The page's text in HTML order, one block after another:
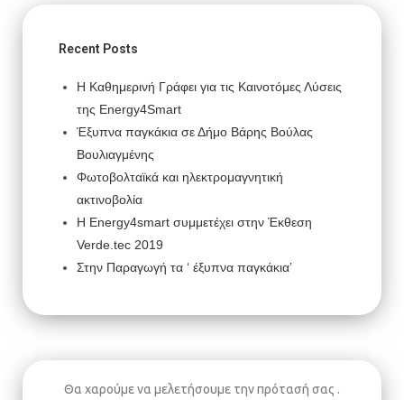
Recent Posts
Η Καθημερινή Γράφει για τις Καινοτόμες Λύσεις
της Energy4Smart
Έξυπνα παγκάκια σε Δήμο Βάρης Βούλας
Βουλιαγμένης
Φωτοβολταϊκά και ηλεκτρομαγνητική
ακτινοβολία
H Energy4smart συμμετέχει στην Έκθεση
Verde.tec 2019
Στην Παραγωγή τα ‘ έξυπνα παγκάκια’
Θα χαρούμε να μελετήσουμε την πρότασή σας .